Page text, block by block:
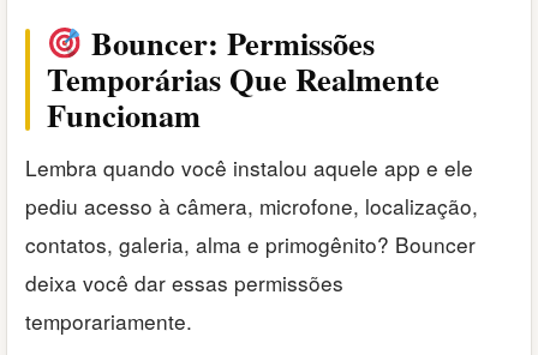
Bouncer: Permissões
Temporárias Que Realmente
Funcionam
Lembra quando você instalou aquele app e ele
pediu acesso à câmera, microfone, localização,
contatos, galeria, alma e primogênito? Bouncer
deixa você dar essas permissões
temporariamente.